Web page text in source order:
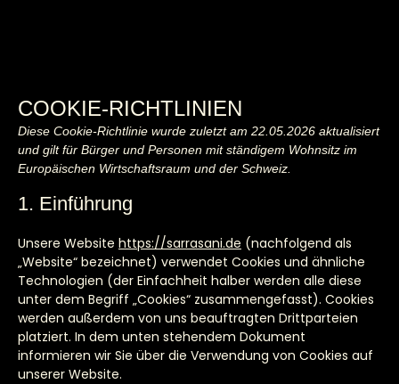
COOKIE-RICHTLINIEN
Diese Cookie-Richtlinie wurde zuletzt am 22.05.2026 aktualisiert
und gilt für Bürger und Personen mit ständigem Wohnsitz im
Europäischen Wirtschaftsraum und der Schweiz.
1. Einführung
Unsere Website https://sarrasani.de (nachfolgend als
„Website“ bezeichnet) verwendet Cookies und ähnliche
Technologien (der Einfachheit halber werden alle diese
unter dem Begriff „Cookies“ zusammengefasst). Cookies
werden außerdem von uns beauftragten Drittparteien
platziert. In dem unten stehendem Dokument
informieren wir Sie über die Verwendung von Cookies auf
unserer Website.